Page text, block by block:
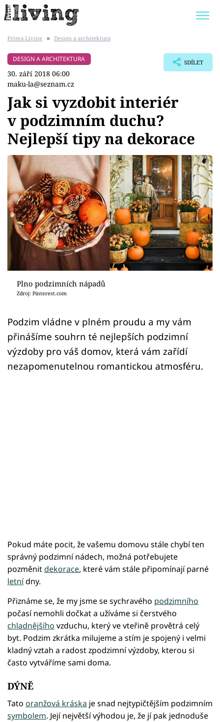
BYDLENÍ SLAVNÝCH
ZAHRADA
Témata
Bydlení
Zahrada
Design
Sledujte prima+
Přihlášení
Sledujte nás
Prima Living ■ Design a architektura
DESIGN A ARCHITEKTURA
30. září 2018 06:00
maku-la@seznam.cz
SDÍLET
Jak si vyzdobit interiér
v podzimním duchu?
Nejlepší tipy na dekorace
Plno podzimních nápadů
Zdroj: Pinterest.com
Podzim vládne v plném proudu a my vám
přinášíme souhrn té nejlepších podzimní
výzdoby pro váš domov, která vám zařídí
nezapomenutelnou romantickou atmosféru.
Pokud máte pocit, že vašemu domovu stále chybí ten
správný podzimní nádech, možná potřebujete
pozměnitdekorace, které vám stále připomínají parné
letnídny.
Přiznáme se, že my jsme se sychravého podzimního
počasí nemohli dočkat a užíváme si čerstvého
chladnějšího vzduchu, který ve vteřině provětrá celý
byt. Podzim zkrátka milujeme a stím je spojený i velmi
kladný vztah a radost zpodzimní výzdoby, kterou si
často vytváříme sami doma.
DÝNĚ
Tato oranžová kráska je snad nejtypičtějším podzimním
symbolem. Její největší výhodou je, že jí pak jednoduše